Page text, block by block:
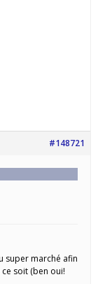
#148721
super marché afin
soit (ben oui!